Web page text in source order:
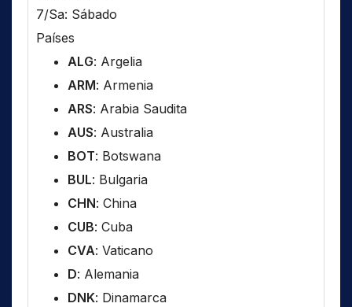
7/Sa: Sábado
Países
ALG: Argelia
ARM: Armenia
ARS: Arabia Saudita
AUS: Australia
BOT: Botswana
BUL: Bulgaria
CHN: China
CUB: Cuba
CVA: Vaticano
D: Alemania
DNK: Dinamarca